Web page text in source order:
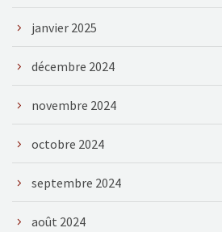
janvier 2025
décembre 2024
novembre 2024
octobre 2024
septembre 2024
août 2024